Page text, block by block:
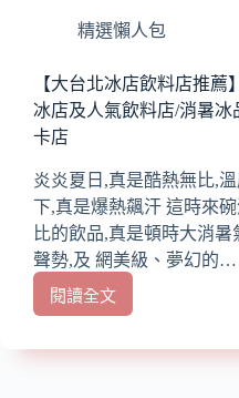
優
燒
烤
餐
台
北
燒
烤
推
薦、
燒
吃
精選懶人包
【大台北冰店飲料店推薦
冰店及人氣飲料店/消暑冰
卡店
炎炎夏日,真是酷熱無比,
下,真是爆熱飆汗 這時來
比的飲品,真是頓時大消
聲勢,及 網美級、夢幻的…
閱讀全文
【大
北